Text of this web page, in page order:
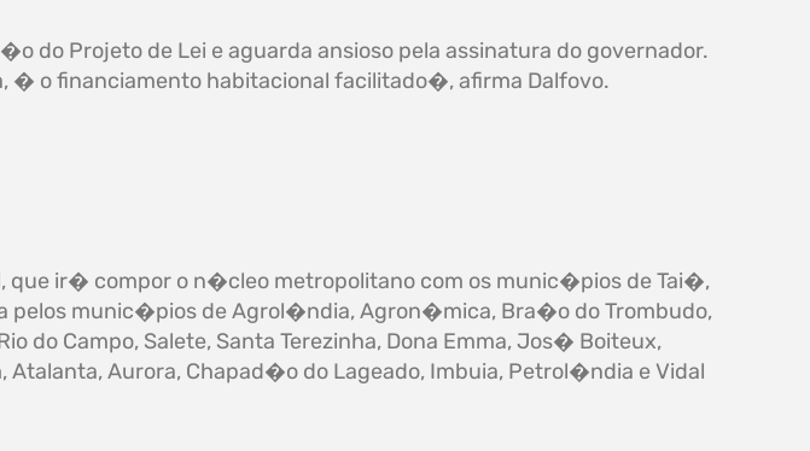
do Projeto de Lei e aguarda ansioso pela assinatura do governador.
� o financiamento habitacional facilitado�, afirma Dalfovo.
que ir� compor o n�cleo metropolitano com os munic�pios de Tai�,
munic�pios de Agrol�ndia, Agron�mica, Bra�o do Trombudo,
do Campo, Salete, Santa Terezinha, Dona Emma, Jos� Boiteux,
Aurora, Chapad�o do Lageado, Imbuia, Petrol�ndia e Vidal